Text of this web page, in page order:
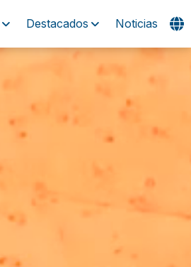
Destacados Noticias
Visitas
Experiencias
Alojamiento
Vida Local
Destacados
Noticias